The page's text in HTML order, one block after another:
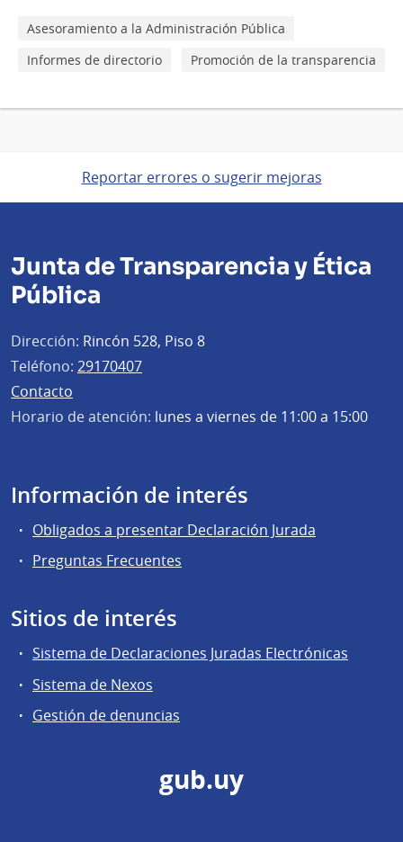
Asesoramiento a la Administración Pública
Informes de directorio
Promoción de la transparencia
Reportar errores o sugerir mejoras
Junta de Transparencia y Ética
Pública
Dirección: Rincón 528, Piso 8
Teléfono: 29170407
Contacto
Horario de atención: lunes a viernes de 11:00 a 15:00
Información de interés
Obligados a presentar Declaración Jurada
Preguntas Frecuentes
Sitios de interés
Sistema de Declaraciones Juradas Electrónicas
Sistema de Nexos
Gestión de denuncias
gub.uy